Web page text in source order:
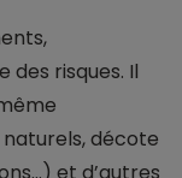
des risques. Il
décote